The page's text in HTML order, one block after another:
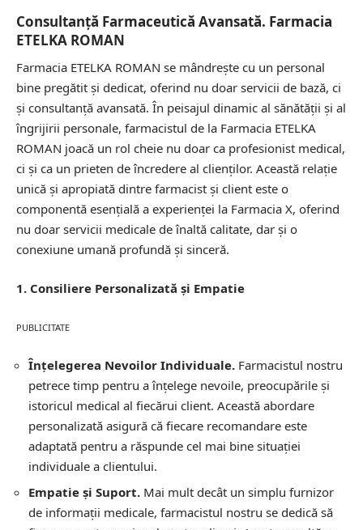
Consultanță Farmaceutică Avansată. Farmacia
ETELKA ROMAN
Farmacia ETELKA ROMAN se mândrește cu un personal
bine pregătit și dedicat, oferind nu doar servicii de bază, ci
și consultanță avansată. În peisajul dinamic al sănătății și al
îngrijirii personale, farmacistul de la Farmacia ETELKA
ROMAN joacă un rol cheie nu doar ca profesionist medical,
ci și ca un prieten de încredere al clienților. Această relație
unică și apropiată dintre farmacist și client este o
componentă esențială a experienței la Farmacia X, oferind
nu doar servicii medicale de înaltă calitate, dar și o
conexiune umană profundă și sinceră.
1. Consiliere Personalizată și Empatie
PUBLICITATE
Înțelegerea Nevoilor Individuale. Farmacistul nostru
petrece timp pentru a înțelege nevoile, preocupările și
istoricul medical al fiecărui client. Această abordare
personalizată asigură că fiecare recomandare este
adaptată pentru a răspunde cel mai bine situației
individuale a clientului.
Empatie și Suport. Mai mult decât un simplu furnizor
de informații medicale, farmacistul nostru se dedică să